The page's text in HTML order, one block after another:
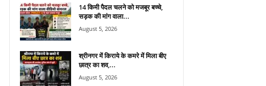
14 किमी पैदल चलने को मजबूर बच्चे,
सड़क की मांग वाला...
August 5, 2026
श्रीनगर में किराये के कमरे में मिला बीए
छात्र का शव,...
August 5, 2026